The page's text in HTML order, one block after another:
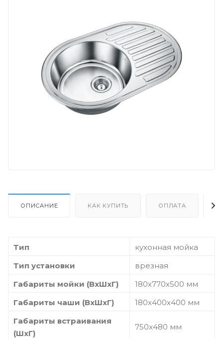
ОПИСАНИЕ КАК КУПИТЬ ОПЛАТА
Тип
кухонная мойка
Тип установки
врезная
Габариты мойки (ВхШхГ)
180х770х500 мм
Габариты чаши (ВхШхГ)
180х400х400 мм
Габариты встраивания
(ШхГ)
750x480 мм